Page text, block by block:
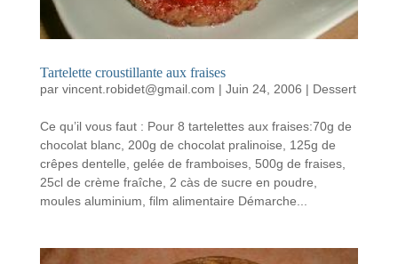
Tartelette croustillante aux fraises
par vincent.robidet@gmail.com | Juin 24, 2006 | Dessert
Ce qu’il vous faut : Pour 8 tartelettes aux fraises:70g de
chocolat blanc, 200g de chocolat pralinoise, 125g de
crêpes dentelle, gelée de framboises, 500g de fraises,
25cl de crème fraîche, 2 càs de sucre en poudre,
moules aluminium, film alimentaire Démarche...